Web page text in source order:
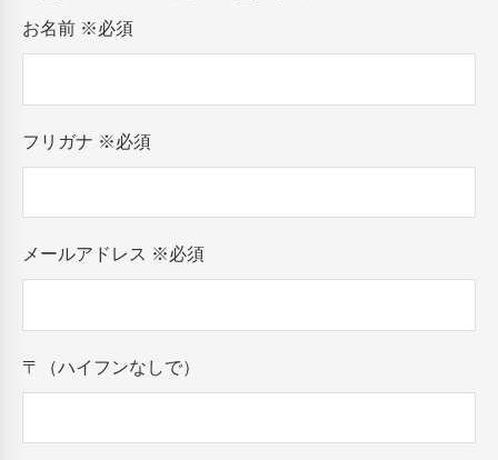
お名前 ※必須
フリガナ ※必須
メールアドレス ※必須
〒（ハイフンなしで）